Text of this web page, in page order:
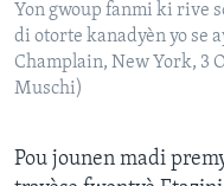
Yon gwoup fanmi ki rive
di otorte kanadyèn yo se
Champlain, New York, 3
Muschi)
Pou jounen madi